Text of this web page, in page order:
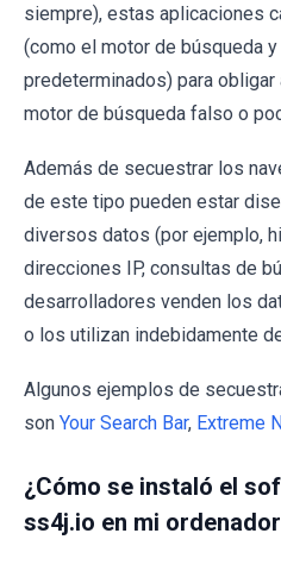
siempre), estas aplicaciones
(como el motor de búsqueda
predeterminados) para
motor de búsqueda falso o
Además de secuestrar los
de este tipo pueden estar
diversos datos (por ejemplo,
direcciones IP, consultas de
desarrolladores venden los
o los utilizan indebidamente
Algunos ejemplos de
son Your Search Bar, Extreme
¿Cómo se instaló el
ss4j.io en mi